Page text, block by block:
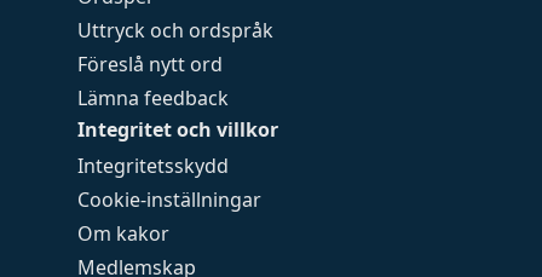
Uttryck och ordspråk
Föreslå nytt ord
Lämna feedback
Integritet och villkor
Integritetsskydd
Cookie-inställningar
Om kakor
Medlemskap